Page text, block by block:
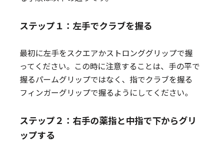
ステップ１：左手でクラブを握る
最初に左手をスクエアかストロンググリップで握
ってください。この時に注意することは、手の平で
握るパームグリップではなく、指でクラブを握る
フィンガーグリップで握るようにしてください。
ステップ２：右手の薬指と中指で下からグリ
ップする